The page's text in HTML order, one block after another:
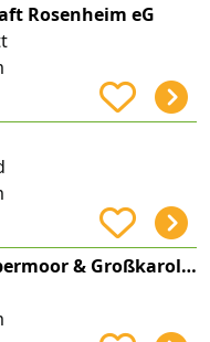
Rosenheim eG
Sonnenstrom Kolbermoor & Großkarolinenfeld GmbH & Co. KG